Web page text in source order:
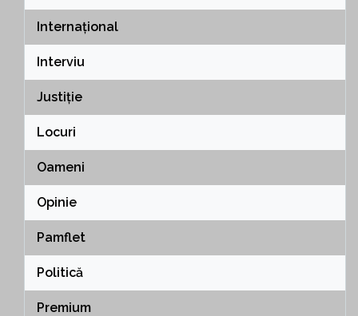
Internațional
Interviu
Justiție
Locuri
Oameni
Opinie
Pamflet
Politică
Premium